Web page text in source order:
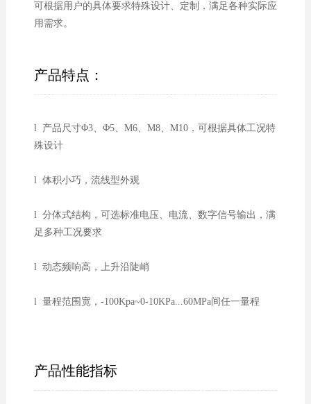
可根据用户的具体要求特殊设计、定制，满足各种实际应
用需求。
产品特点：
l 产品尺寸Φ3、Φ5、M6、M8、M10，可根据具体工况特
殊设计
l 体积小巧，流线型外观
l 分体式结构，可选标准电压、电流、数字信号输出，满
足多种工况要求
l 动态频响高，上升沿陡峭
l 量程范围宽，-100Kpa~0-10KPa...60MPa间任一量程
产品性能指标